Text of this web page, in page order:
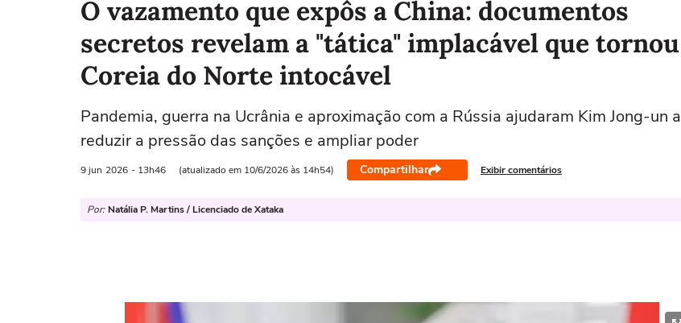
O vazamento que expôs a China: documentos
secretos revelam a "tática" implacável que tornou
Coreia do Norte intocável
Pandemia, guerra na Ucrânia e aproximação com a Rússia ajudaram Kim Jong-un a
reduzir a pressão das sanções e ampliar poder
9 jun 2026 - 13h46 (atualizado em 10/6/2026 às 14h54) Compartilhar Exibir comentários
Por: Natália P. Martins / Licenciado de Xataka